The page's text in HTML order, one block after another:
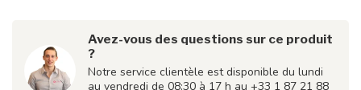
Avez-vous des questions sur ce produit
?
Notre service clientèle est disponible du lundi
au vendredi de 08:30 à 17 h au +33 1 87 21 88